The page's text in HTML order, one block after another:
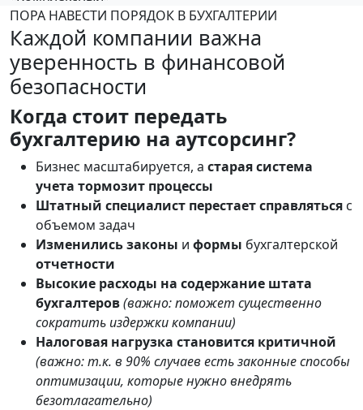
ПОРА НАВЕСТИ ПОРЯДОК В БУХГАЛТЕРИИ
Каждой компании важна
уверенность в финансовой
безопасности
Когда стоит передать
бухгалтерию на аутсорсинг?
Бизнес масштабируется, а старая система
учета тормозит процессы
Штатный специалист перестает справляться с
объемом задач
Изменились законы и формы бухгалтерской
отчетности
Высокие расходы на содержание штата
бухгалтеров(важно: поможет существенно
сократить издержки компании)
Налоговая нагрузка становится критичной
(важно: т.к. в 90% случаев есть законные способы
оптимизации, которые нужно внедрять
безотлагательно)